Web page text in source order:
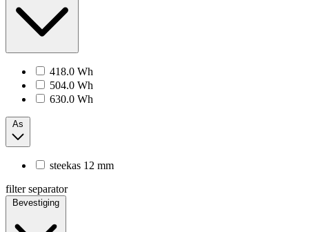
418.0 Wh
504.0 Wh
630.0 Wh
As
steekas 12 mm
filter separator
Bevestiging